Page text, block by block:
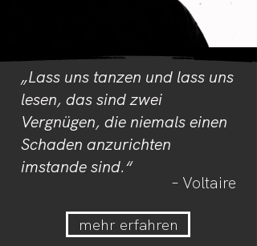
„Lass uns tanzen und lass uns
lesen, das sind zwei
Vergnügen, die niemals einen
Schaden anzurichten
imstande sind.“
– Voltaire
mehr erfahren